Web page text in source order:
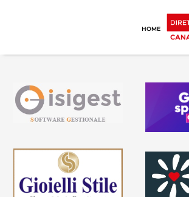
HOME